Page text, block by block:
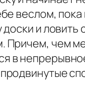
веслом,
и
Причем, чем
в